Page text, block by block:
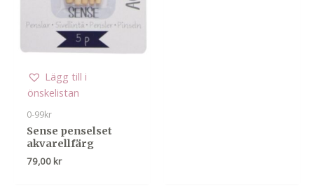
Lägg till i
önskelistan
0-99kr
Sense penselset
akvarellfärg
79,00 kr